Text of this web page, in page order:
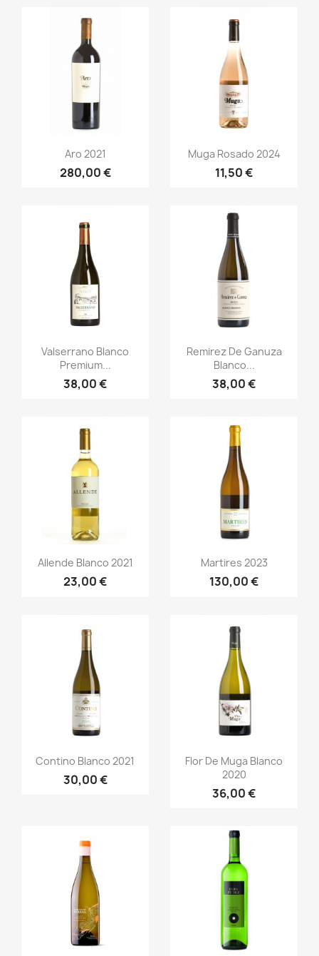
Anteprima
Aro 2021
280,00 €
Anteprima
Muga Rosado 2024
11,50 €
Anteprima
Valserrano Blanco
Premium...
38,00 €
Anteprima
Remirez De Ganuza
Blanco...
38,00 €
Anteprima
Allende Blanco 2021
23,00 €
Anteprima
Martires 2023
130,00 €
Anteprima
Contino Blanco 2021
30,00 €
Anteprima
Flor De Muga Blanco
2020
36,00 €